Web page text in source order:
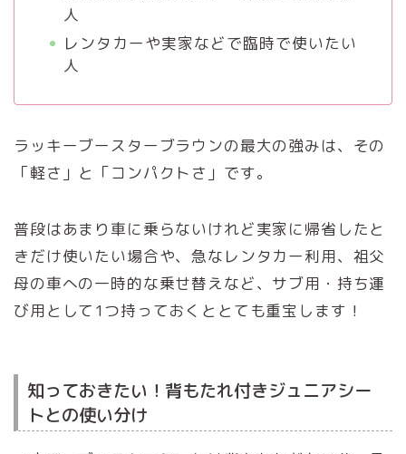
人
レンタカーや実家などで臨時で使いたい
人
ラッキーブースターブラウンの最大の強みは、その
「軽さ」と「コンパクトさ」です。
普段はあまり車に乗らないけれど実家に帰省したと
きだけ使いたい場合や、急なレンタカー利用、祖父
母の車への一時的な乗せ替えなど、サブ用・持ち運
び用として1つ持っておくととても重宝します！
知っておきたい！背もたれ付きジュニアシー
トとの使い分け